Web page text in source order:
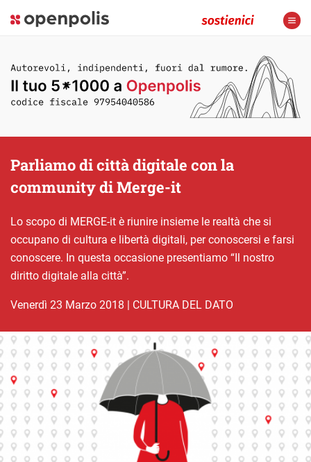
Parliamo di città digitale con la
community di Merge-it
Lo scopo di MERGE-it è riunire insieme le realtà che si
occupano di cultura e libertà digitali, per conoscersi e farsi
conoscere. In questa occasione presentiamo “Il nostro
diritto digitale alla città”.
venerdì 23 Marzo 2018 | CULTURA DEL DATO